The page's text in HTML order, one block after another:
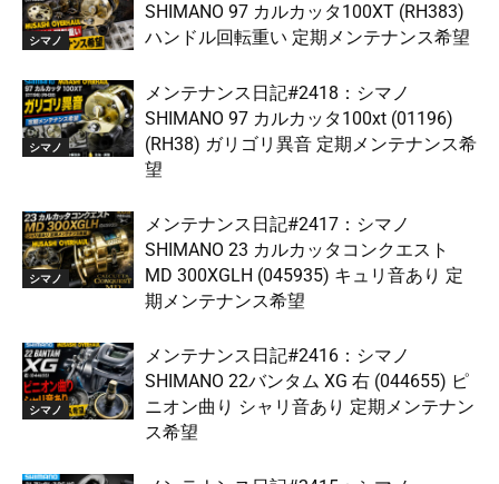
シマノ
SHIMANO 97 カルカッタ100XT (RH383)
ハンドル回転重い 定期メンテナンス希望
シマノ
メンテナンス日記#2418：シマノ
SHIMANO 97 カルカッタ100xt (01196)
(RH38) ガリゴリ異音 定期メンテナンス希
望
シマノ
メンテナンス日記#2417：シマノ
SHIMANO 23 カルカッタコンクエスト
MD 300XGLH (045935) キュリ音あり 定
期メンテナンス希望
シマノ
メンテナンス日記#2416：シマノ
SHIMANO 22バンタム XG 右 (044655) ピ
ニオン曲り シャリ音あり 定期メンテナン
ス希望